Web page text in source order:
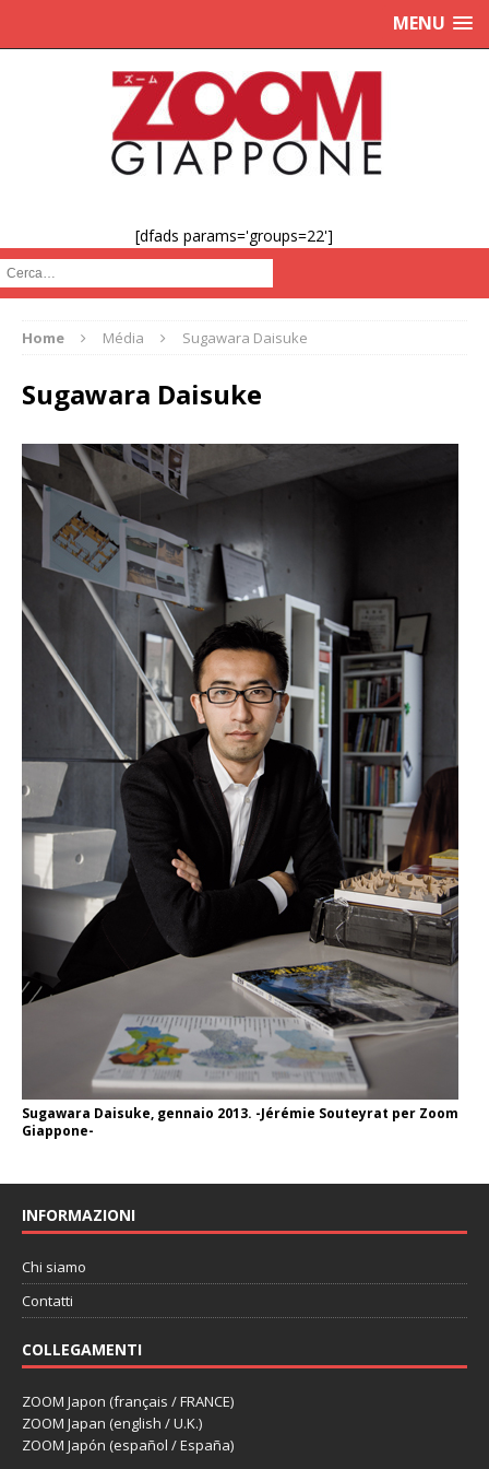
MENU
[dfads params='groups=22']
Cerca :
Home Média Sugawara Daisuke
Sugawara Daisuke
Sugawara Daisuke, gennaio 2013. -Jérémie Souteyrat per Zoom
Giappone-
INFORMAZIONI
Chi siamo
Contatti
COLLEGAMENTI
ZOOM Japon (français / FRANCE)
ZOOM Japan (english / U.K.)
ZOOM Japón (español / España)